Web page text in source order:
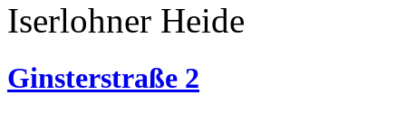
Iserlohner Heide
Ginsterstraße 2